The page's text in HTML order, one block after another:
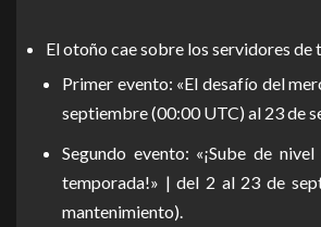
El otoño cae sobre los servidores de
Primer evento: «El desafío del
septiembre (00:00 UTC) al 23 de
Segundo evento: «¡Sube de
temporada!» | del 2 al 23 de
mantenimiento).